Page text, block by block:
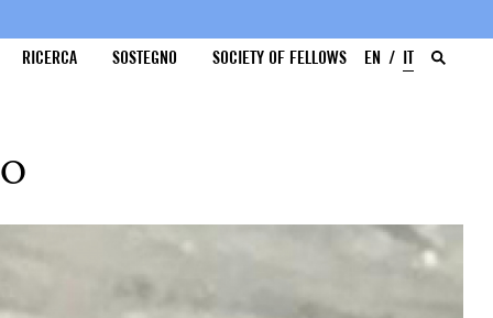
RICERCA SOSTEGNO SOCIETY OF FELLOWS EN IT